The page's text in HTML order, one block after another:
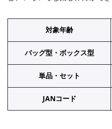
対象年齢
バッグ型・ボックス型
単品・セット
JANコード